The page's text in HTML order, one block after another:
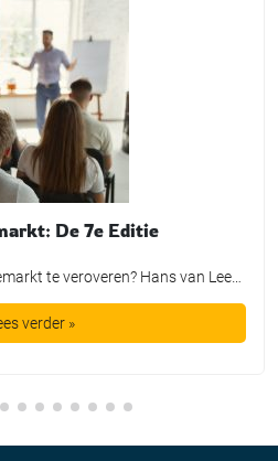
De 7e Editie
verder »